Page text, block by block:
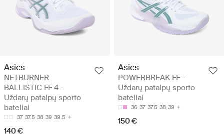
Asics
NETBURNER
BALLISTIC FF 4 -
Uždarų patalpų sporto
bateliai
37 37.5 38 39 39.5
140 €
Asics
POWERBREAK FF -
Uždarų patalpų sporto
bateliai
36 37 37.5 38 39
150 €